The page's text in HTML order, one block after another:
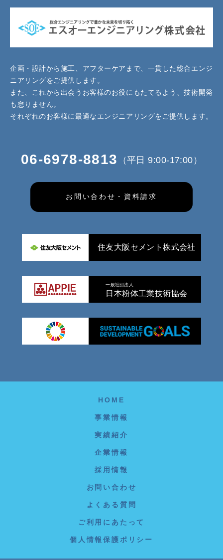
企画・設計から施工、アフターケアまで、一貫した総合エンジ
ニアリングをご提供します。
また、これから出会うお客様のお役にもたてるよう、技術開発
も怠りません。
それぞれのお客様に最適なエンジニアリングをご提供します。
06-6978-8813 （平日 9:00-17:00）
お問い合わせ・資料請求
住友大阪セメント株式会社
一般社団法人
日本粉体工業技術協会
HOME
事業情報
実績紹介
企業情報
採用情報
お問い合わせ
よくある質問
ご利用にあたって
個人情報保護ポリシー